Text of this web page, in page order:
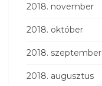
2018. november
2018. október
2018. szeptember
2018. augusztus